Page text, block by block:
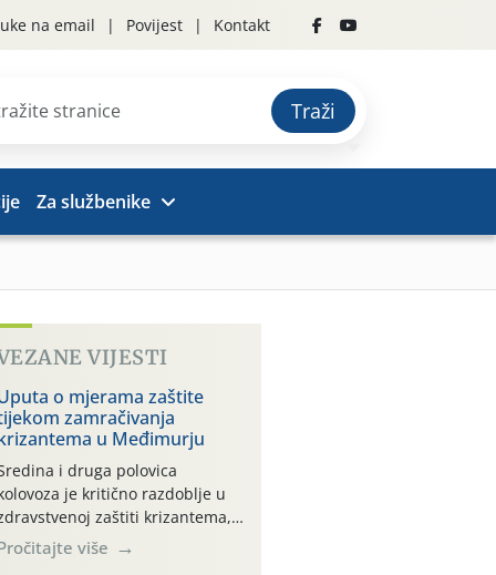
na email Povijest Kontakt
Traži
Za službenike
VIJESTI
o mjerama zaštite
zamračivanja
u Međimurju
i druga polovica
je kritično razdoblje u
zaštiti krizantema,
prije zamračivanja u proteklom
smo mjesecu tri puta upućivali
više